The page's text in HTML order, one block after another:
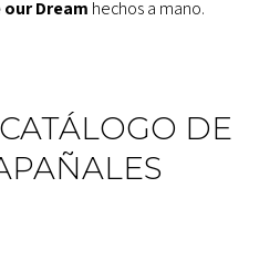
Dream hechos a mano.
DE